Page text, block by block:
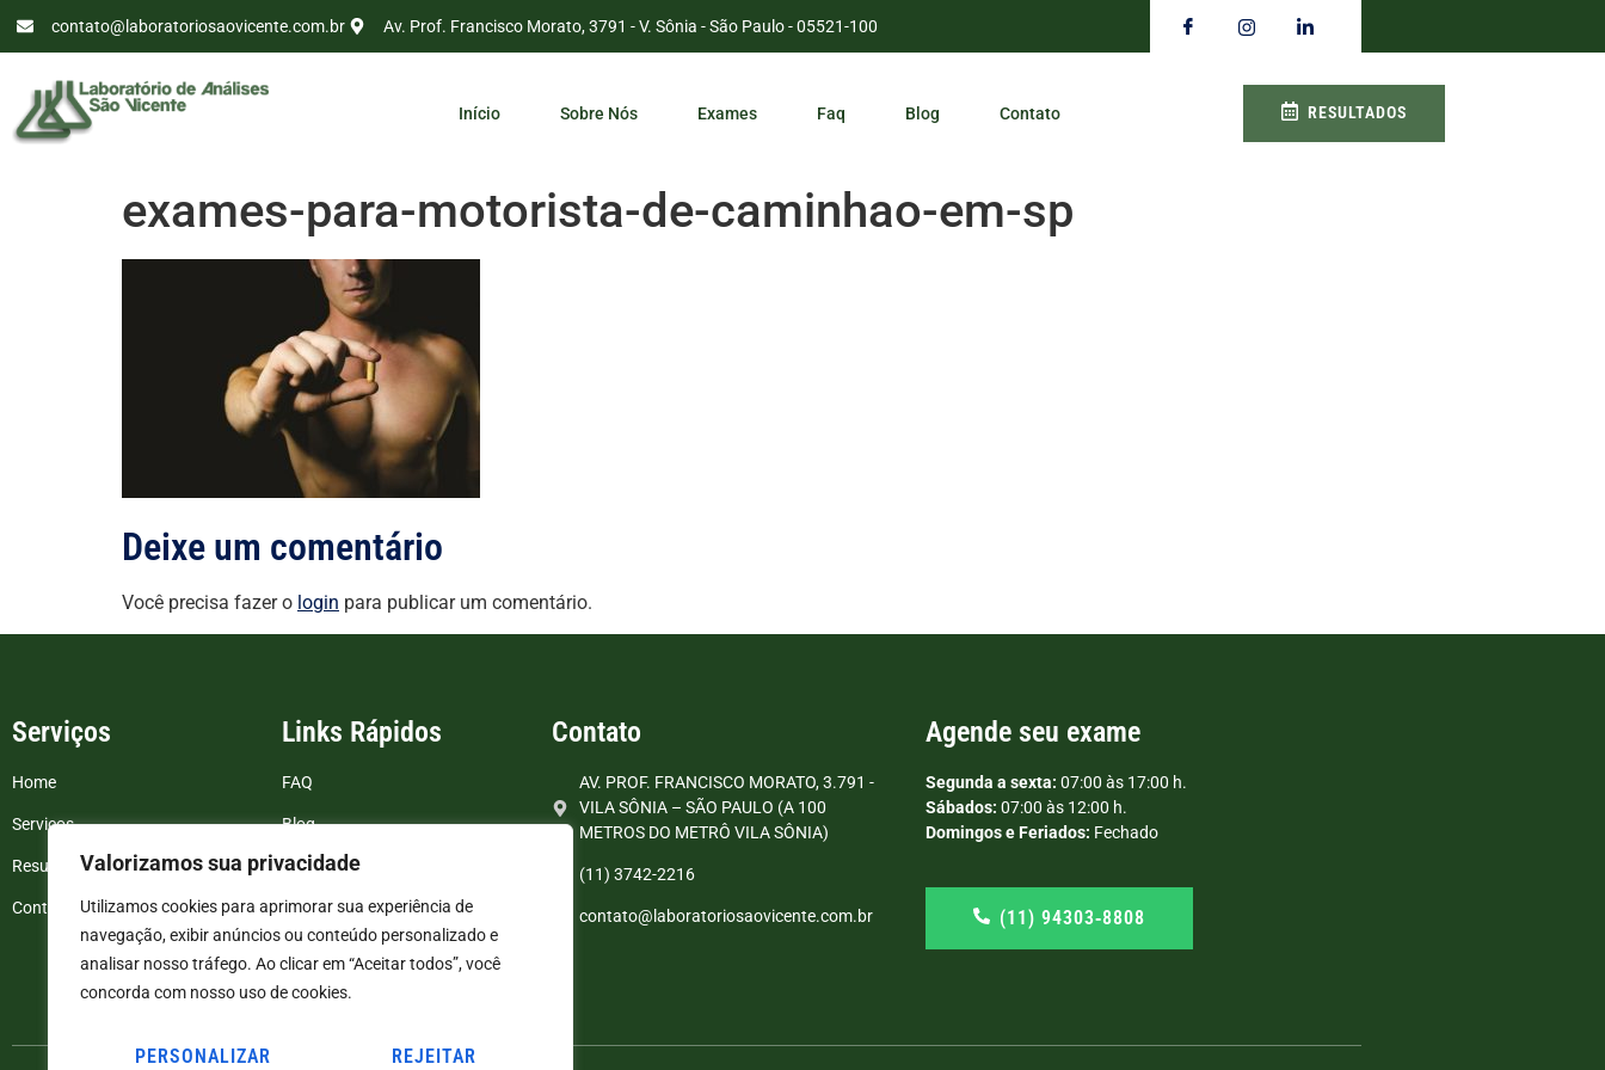
Valorizamos sua privacidade
Utilizamos cookies para aprimorar sua experiência de
navegação, exibir anúncios ou conteúdo personalizado e
analisar nosso tráfego. Ao clicar em “Aceitar todos”, você
concorda com nosso uso de cookies.
PERSONALIZAR REJEITAR
contato@laboratoriosaovicente.com.br Av. Prof. Francisco Morato, 3791 - V. Sônia - São Paulo - 05521-100
Início Sobre Nós Exames Faq Blog Contato RESULTADOS
exames-para-motorista-de-caminhao-em-sp
Deixe um comentário
Você precisa fazer o login para publicar um comentário.
Serviços
Home
Serviços
Resultados de exames
Contato
Links Rápidos
FAQ
Blog
Politica de Privacidade
Termos e Condições
Contato
AV. PROF. FRANCISCO MORATO, 3.791 -
VILA SÔNIA – SÃO PAULO (A 100
METROS DO METRÔ VILA SÔNIA)
(11) 3742-2216
contato@laboratoriosaovicente.com.br
Agende seu exame
Segunda a sexta: 07:00 às 17:00 h.
Sábados: 07:00 às 12:00 h.
Domingos e Feriados: Fechado
(11) 94303‑8808